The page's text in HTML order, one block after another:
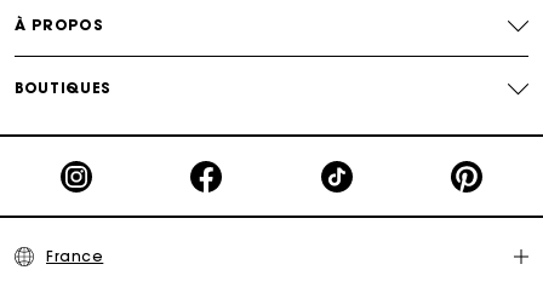
À PROPOS
BOUTIQUES
France